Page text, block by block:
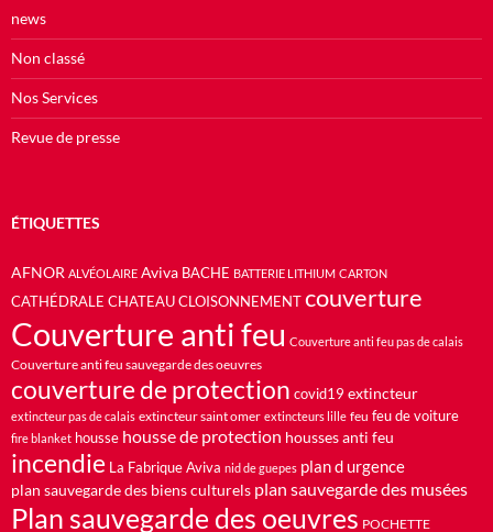
news
Non classé
Nos Services
Revue de presse
ÉTIQUETTES
AFNOR ALVÉOLAIRE Aviva BACHE BATTERIE LITHIUM CARTON
CATHÉDRALE CHATEAU CLOISONNEMENT couverture
Couverture anti feu Couverture anti feu pas de calais
Couverture anti feu sauvegarde des oeuvres
couverture de protection covid19 extincteur
extincteur pas de calais extincteur saint omer extincteurs lille feu feu de voiture
fire blanket housse housse de protection housses anti feu
incendie La Fabrique Aviva nid de guepes plan d urgence
plan sauvegarde des biens culturels plan sauvegarde des musées
Plan sauvegarde des oeuvres POCHETTE